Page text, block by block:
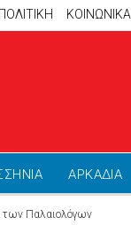
ΠΟΛΙΤΙΚΗ ΚΟΙΝΩΝΙΚΑ
ΑΡΚΑΔΙΑ
των Παλαιολόγων